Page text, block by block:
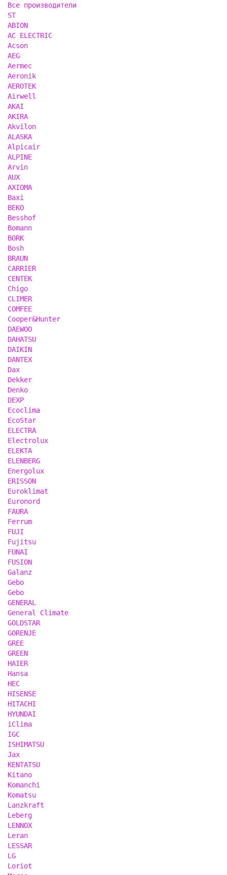
Все производители
ST
ABION
AC ELECTRIC
Acson
AEG
Aermec
Aeronik
AEROTEK
Airwell
AKAI
AKIRA
Akvilon
ALASKA
Alpicair
ALPINE
Arvin
AUX
AXIOMA
Baxi
BEKO
Besshof
Bomann
BORK
Bosh
BRAUN
CARRIER
CENTEK
Chigo
CLIMER
COMFEE
Cooper&Hunter
DAEWOO
DAHATSU
DAIKIN
DANTEX
Dax
Dekker
Denko
DEXP
Ecoclima
EcoStar
ELECTRA
Electrolux
ELEKTA
ELENBERG
Energolux
ERISSON
Euroklimat
Euronord
FAURA
Ferrum
FUJI
Fujitsu
FUNAI
FUSION
Galanz
Gebo
Gebo
GENERAL
General Climate
GOLDSTAR
GORENJE
GREE
GREEN
HAIER
Hansa
HEC
HISENSE
HITACHI
HYUNDAI
iClima
IGC
ISHIMATSU
Jax
KENTATSU
Kitano
Komanchi
Komatsu
Lanzkraft
Leberg
LENNOX
Leran
LESSAR
LG
Loriot